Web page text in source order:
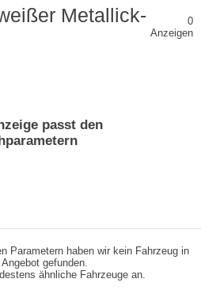
Metallick-
0
Anzeigen
passt den
Parametern haben wir kein Fahrzeug in
gefunden.
ähnliche Fahrzeuge an.